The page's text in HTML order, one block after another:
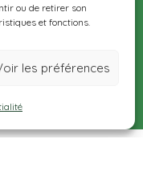
ou de retirer son
et fonctions.
les préférences